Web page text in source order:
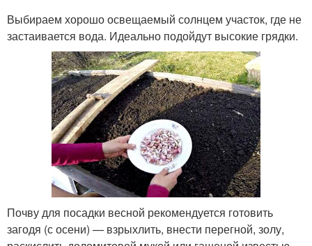
Выбираем хорошо освещаемый солнцем участок, где не
застаивается вода. Идеально подойдут высокие грядки.
Почву для посадки весной рекомендуется готовить
загодя (с осени) — взрыхлить, внести перегной, золу,